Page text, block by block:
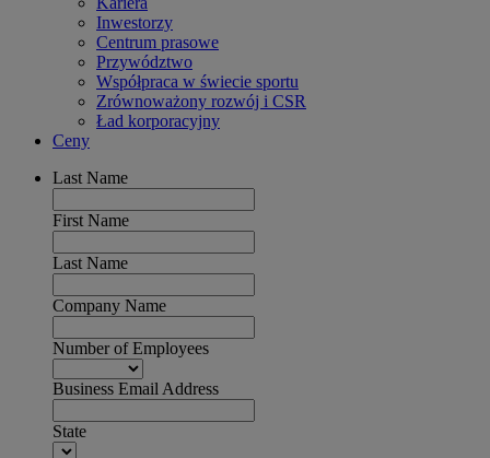
Inwestorzy
Centrum prasowe
Przywództwo
Współpraca w świecie sportu
Zrównoważony rozwój i CSR
Ład korporacyjny
Ceny
Last Name
First Name
Last Name
Company Name
Number of Employees
Business Email Address
State